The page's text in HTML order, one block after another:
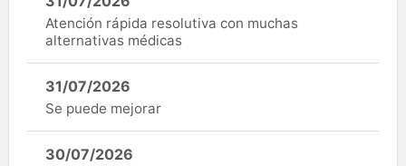
Atención rápida resolutiva con muchas
alternativas médicas
31/07/2026
Se puede mejorar
30/07/2026